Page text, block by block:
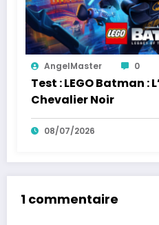
AngelMaster 0
Test : LEGO Batman :
Chevalier Noir
08/07/2026
1 commentaire